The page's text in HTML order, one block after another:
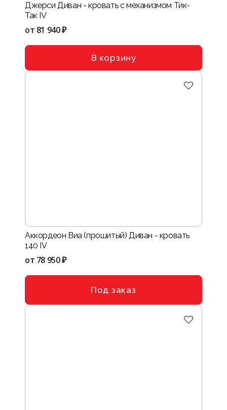
Джерси Диван - кровать с механизмом Тик-
Так IV
от 81 940 ₽
В корзину
Аккордеон Виа (прошитый) Диван - кровать
140 IV
от 78 950 ₽
Под заказ